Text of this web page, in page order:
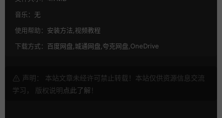
音乐： 无
使用帮助： 安装方法,视频教程
下载方式： 百度网盘,城通网盘,夸克网盘,OneDrive
声明： 本站文章未经许可禁止转载！本站仅供资源信息交流
学习， 版权说明点此了解 ！